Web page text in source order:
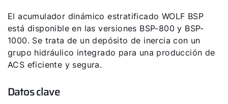
El acumulador dinámico estratificado WOLF BSP
está disponible en las versiones BSP-800 y BSP-
1000. Se trata de un depósito de inercia con un
grupo hidráulico integrado para una producción de
ACS eficiente y segura.
Datos clave